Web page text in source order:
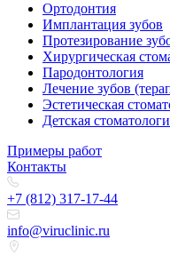
Ортодонтия
Имплантация зубов
Протезирование
Хирургическая
Пародонтология
Лечение зубов
Эстетическая
Детская
Примеры работ
Контакты
+7 (812) 317-17-44
info@viruclinic.ru